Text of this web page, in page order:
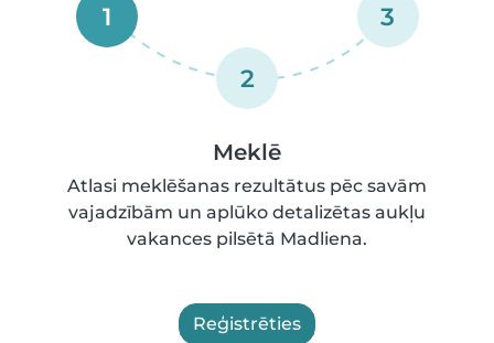
1
2
3
Meklē
Atlasi meklēšanas rezultātus pēc savām
vajadzībām un aplūko detalizētas aukļu
vakances pilsētā Madliena.
Reģistrēties